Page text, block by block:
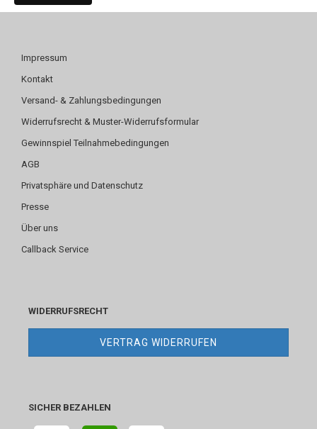
Impressum
Kontakt
Versand- & Zahlungsbedingungen
Widerrufsrecht & Muster-Widerrufsformular
Gewinnspiel Teilnahmebedingungen
AGB
Privatsphäre und Datenschutz
Presse
Über uns
Callback Service
WIDERRUFSRECHT
VERTRAG WIDERRUFEN
SICHER BEZAHLEN